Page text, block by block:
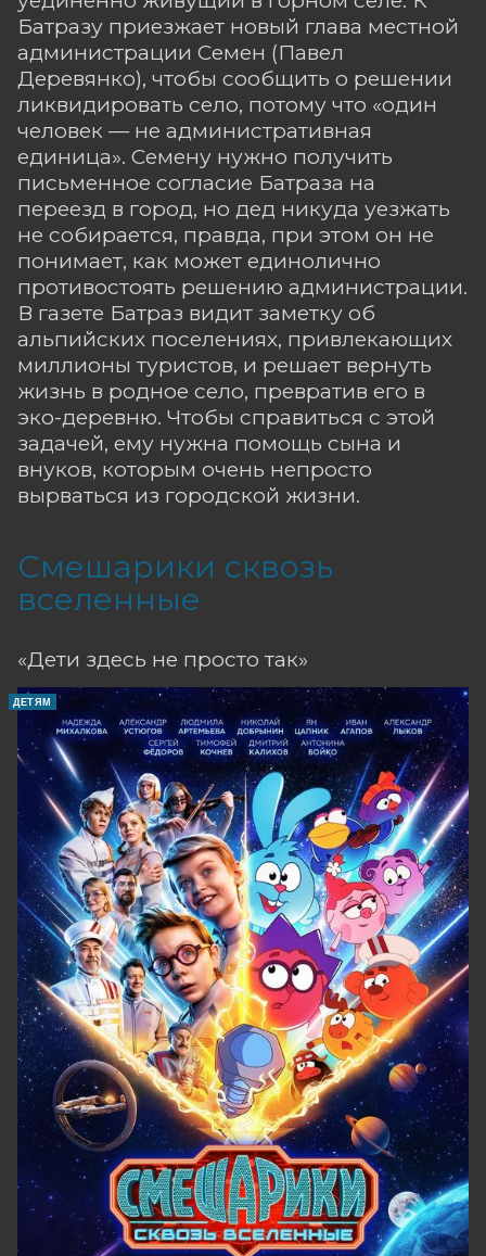
Батразу приезжает новый глава местной
администрации Семен (Павел
Деревянко), чтобы сообщить о решении
ликвидировать село, потому что «один
человек — не административная
единица». Семену нужно получить
письменное согласие Батраза на
переезд в город, но дед никуда уезжать
не собирается, правда, при этом он не
понимает, как может единолично
противостоять решению администрации.
В газете Батраз видит заметку об
альпийских поселениях, привлекающих
миллионы туристов, и решает вернуть
жизнь в родное село, превратив его в
эко-деревню. Чтобы справиться с этой
задачей, ему нужна помощь сына и
внуков, которым очень непросто
вырваться из городской жизни.
Смешарики сквозь
вселенные
«Дети здесь не просто так»
ДЕТЯМ